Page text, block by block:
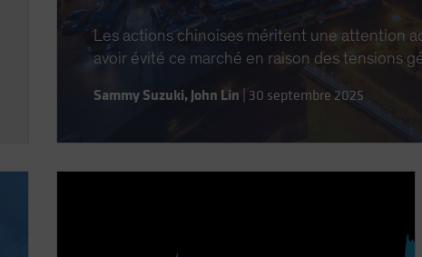
Les actions chinoises méritent une attention
avoir évité ce marché en raison des tensions
Sammy Suzuki, John Lin 30 septembre 2025